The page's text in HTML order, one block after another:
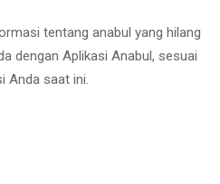
tentang anabul yang hilang
dengan Aplikasi Anabul, sesuai
Anda saat ini.